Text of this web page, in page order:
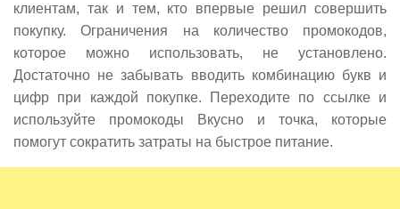
клиентам, так и тем, кто впервые решил совершить
покупку. Ограничения на количество промокодов,
которое можно использовать, не установлено.
Достаточно не забывать вводить комбинацию букв и
цифр при каждой покупке. Переходите по ссылке и
используйте промокоды Вкусно и точка, которые
помогут сократить затраты на быстрое питание.